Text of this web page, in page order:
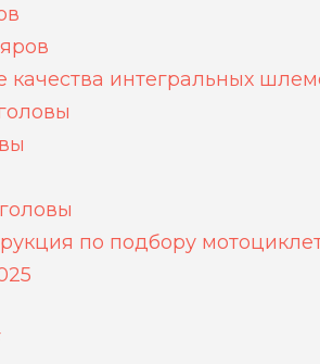
интегральных
по подбору